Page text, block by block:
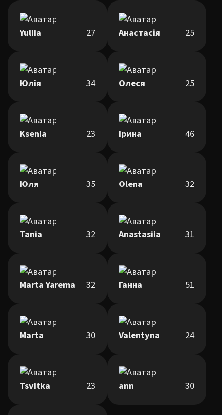
Yuliia 27 Анастасія 25
Юлія 34 Олеся 25
Ksenia 23 Ірина 46
Юля 35 Olena 32
Tania 32 Anastasiia 31
Marta Yarema 32 Ганна 51
Marta 30 Valentyna 24
Tsvitka 23 ann 30